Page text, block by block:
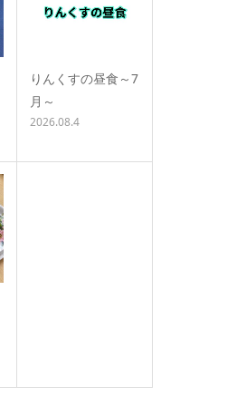
りんくすの昼食～7
月～
2026.08.4